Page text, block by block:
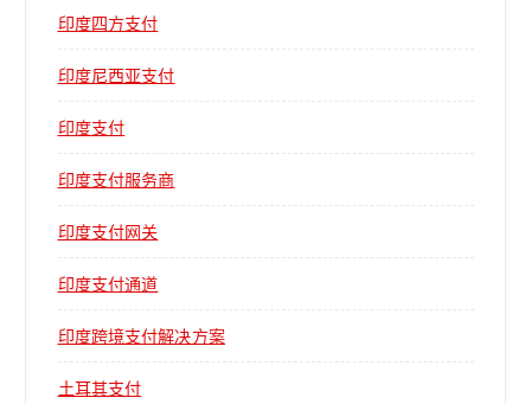
印度四方支付
印度尼西亚支付
印度支付
印度支付服务商
印度支付网关
印度支付通道
印度跨境支付解决方案
土耳其支付